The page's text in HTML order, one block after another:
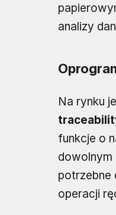
analizy
Na rynku
funkcje o
dowolnym
potrzebne
operacji